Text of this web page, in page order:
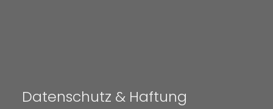
Datenschutz & Haftung